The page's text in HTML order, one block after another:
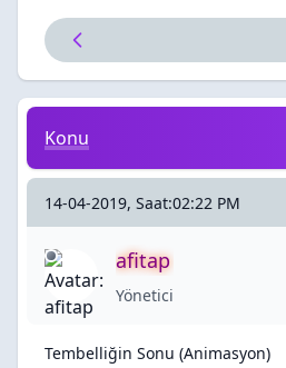
Tembelliğin Sonu (Animasyon)
Konu
14-04-2019, Saat:02:22 PM
afitap
Yönetici
Tembelliğin Sonu (Animasyon)